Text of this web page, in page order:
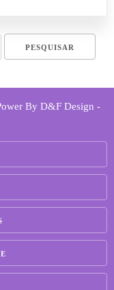
By D&F Design -